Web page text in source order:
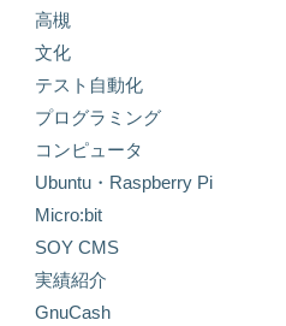
高槻
文化
テスト自動化
プログラミング
コンピュータ
Ubuntu・Raspberry Pi
Micro:bit
SOY CMS
実績紹介
GnuCash